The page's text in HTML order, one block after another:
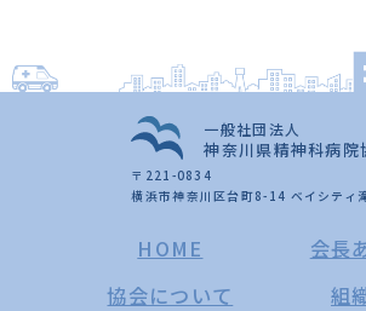
一般社団法人
神奈川県精神科病院
〒221-0834
横浜市神奈川区台町8-14 ベイシティ
HOME
会長
協会について
組